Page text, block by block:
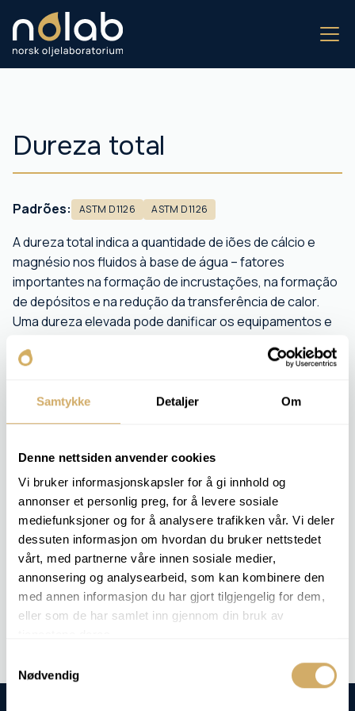
Samtykke Detaljer Om
Denne nettsiden anvender cookies
Vi bruker informasjonskapsler for å gi innhold og
annonser et personlig preg, for å levere sosiale
mediefunksjoner og for å analysere trafikken vår. Vi deler
dessuten informasjon om hvordan du bruker nettstedet
vårt, med partnerne våre innen sosiale medier,
annonsering og analysearbeid, som kan kombinere den
med annen informasjon du har gjort tilgjengelig for dem,
eller som de har samlet inn gjennom din bruk av
Nødvendig
Dureza total
Padrões: ASTM D1126 ASTM D1126
A dureza total indica a quantidade de iões de cálcio e
magnésio nos fluidos à base de água – fatores
importantes na formação de incrustações, na formação
de depósitos e na redução da transferência de calor.
Uma dureza elevada pode danificar os equipamentos e
A análise é feita por titulação ou medição de troca iónica
água para proteger os sistemas.
PACOTES DE ANÁLISE RELEVANTES
LÍQUIDO DE REFRIGERAÇÃO 3
LÍQUIDO DE REFRIGERAÇÃO 4
Análise de encomendas -Dureza total